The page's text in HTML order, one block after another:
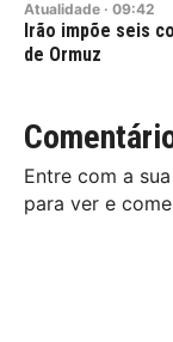
Atualidade · 09:42
Irão impõe seis
de Ormuz
Entre com a
para ver e